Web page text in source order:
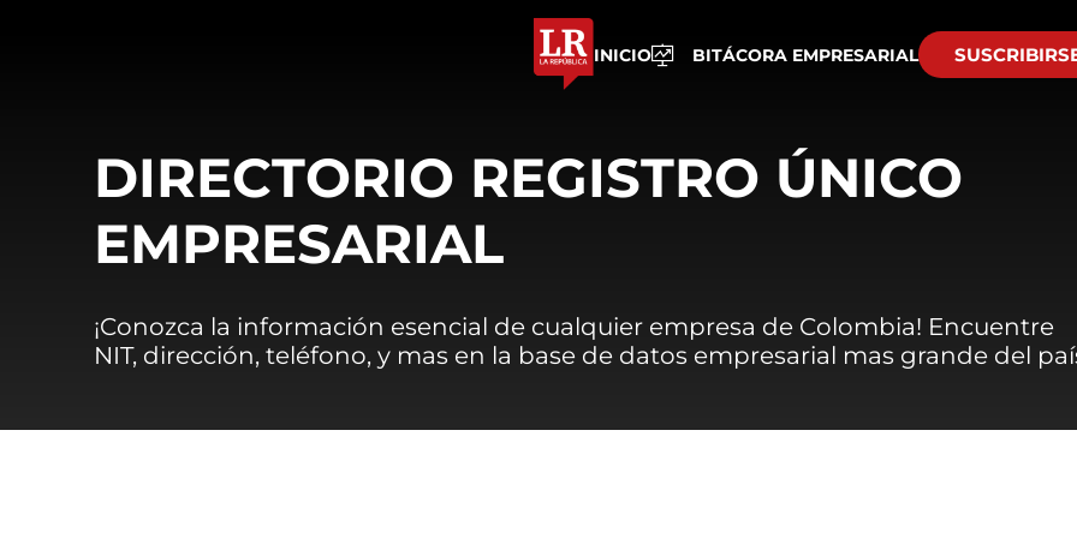
INICIO BITÁCORA EMPRESARIAL
DIRECTORIO REGISTRO ÚNICO
EMPRESARIAL
¡Conozca la información esencial de cualquier empresa de Colombia! Encuentre
NIT, dirección, teléfono, y mas en la base de datos empresarial mas grande del